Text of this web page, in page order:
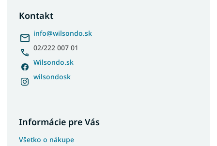
Kontakt
info@wilsondo.sk
02/222 007 01
Wilsondo.sk
wilsondosk
Informácie pre Vás
Všetko o nákupe